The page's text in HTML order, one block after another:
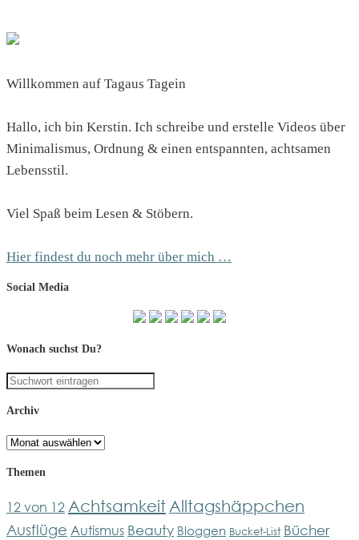
Willkommen auf Tagaus Tagein
Hallo, ich bin Kerstin. Ich schreibe und erstelle Videos über
Minimalismus, Ordnung & einen entspannten, achtsamen
Lebensstil.
Viel Spaß beim Lesen & Stöbern.
Hier findest du noch mehr über mich …
Social Media
Wonach suchst Du?
Archiv
Archiv
Themen
12 von 12 Achtsamkeit Alltagshäppchen
Ausflüge Autismus Beauty Bloggen Bucket-List Bücher